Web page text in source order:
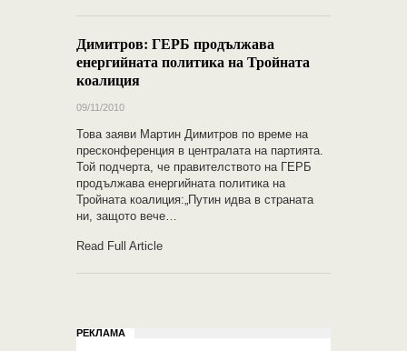
Димитров: ГЕРБ продължава
енергийната политика на Тройната
коалиция
09/11/2010
Това заяви Мартин Димитров по време на
пресконференция в централата на партията.
Той подчерта, че правителството на ГЕРБ
продължава енергийната политика на
Тройната коалиция:„Путин идва в страната
ни, защото вече…
Read Full Article
РЕКЛАМА